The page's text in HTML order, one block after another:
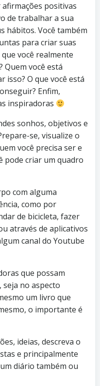
positivas
de trabalhar a sua
hábitos. Você também
para criar suas
você realmente
Quem você está
isso? O que você está
Enfim,
inspiradoras
sonhos, objetivos e
se, visualize o
você precisa ser e
pode criar um quadro
com alguma
como por
de bicicleta, fazer
através de aplicativos
canal do Youtube
que possam
seja no aspecto
um livro que
o importante é
ideias, descreva o
e principalmente
diário também ou